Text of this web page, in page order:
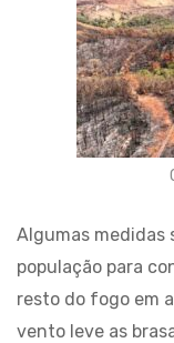
Algumas medidas
população para
resto do fogo em
vento leve as